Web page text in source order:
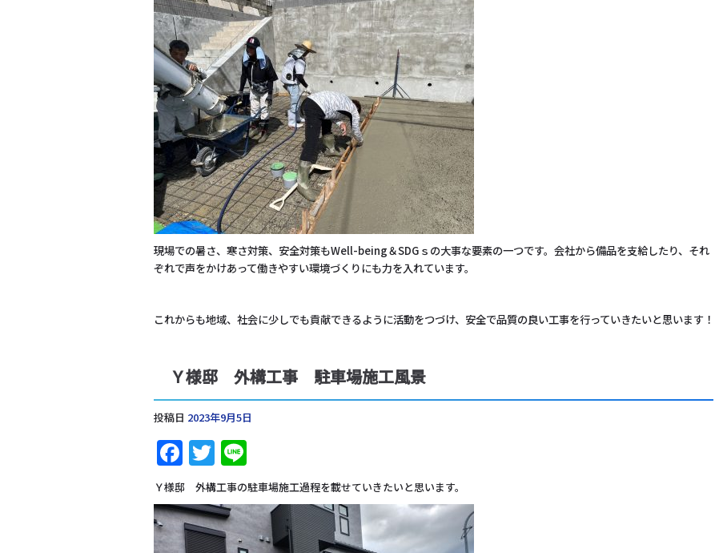
現場での暑さ、寒さ対策、安全対策もWell-being＆SDGｓの大事な要素の一つです。会社から備品を支給したり、それ
ぞれで声をかけあって働きやすい環境づくりにも力を入れています。
これからも地域、社会に少しでも貢献できるように活動をつづけ、安全で品質の良い工事を行っていきたいと思います！
Ｙ様邸 外構工事 駐車場施工風景
投稿日 2023年9月5日
Facebook
Twitter
Ｙ様邸 外構工事の駐車場施工過程を載せていきたいと思います。